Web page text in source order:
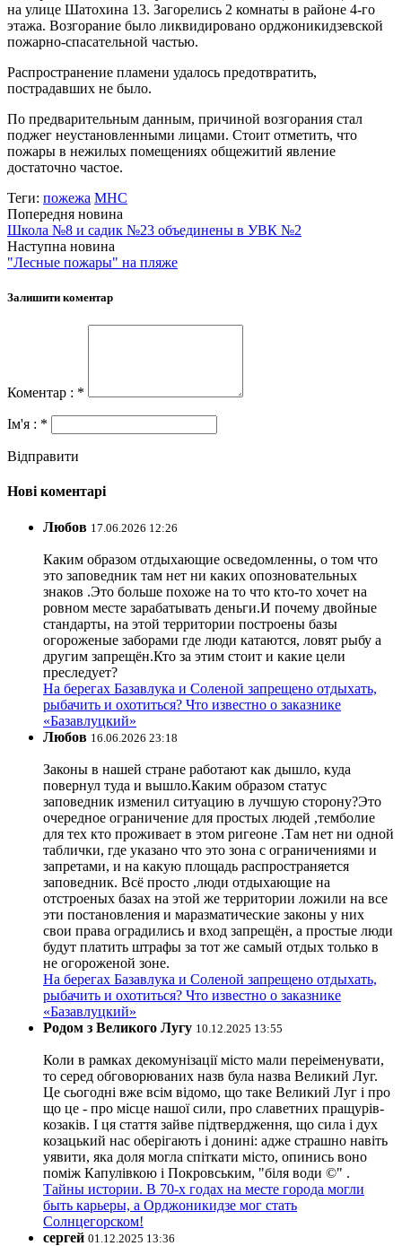
на улице Шатохина 13. Загорелись 2 комнаты в районе 4-го
этажа. Возгорание было ликвидировано орджоникидзевской
пожарно-спасательной частью.
Распространение пламени удалось предотвратить,
пострадавших не было.
По предварительным данным, причиной возгорания стал
поджег неустановленными лицами. Стоит отметить, что
пожары в нежилых помещениях общежитий явление
достаточно частое.
Теги: пожежа МНС
Попередня новина
Школа №8 и садик №23 объединены в УВК №2
Наступна новина
"Лесные пожары" на пляже
Залишити коментар
Коментар : *
Ім'я : *
Відправити
Нові коментарі
Любов 17.06.2026 12:26
Каким образом отдыхающие осведомленны, о том что
это заповедник там нет ни каких опозновательных
знаков .Это больше похоже на то что кто-то хочет на
ровном месте зарабатывать деньги.И почему двойные
стандарты, на этой территории построены базы
огороженые заборами где люди катаются, ловят рыбу а
другим запрещён.Кто за этим стоит и какие цели
преследует?
На берегах Базавлука и Соленой запрещено отдыхать,
рыбачить и охотиться? Что известно о заказнике
«Базавлуцкий»
Любов 16.06.2026 23:18
Законы в нашей стране работают как дышло, куда
повернул туда и вышло.Каким образом статус
заповедник изменил ситуацию в лучшую сторону?Это
очередное ограничение для простых людей ,темболие
для тех кто проживает в этом ригеоне .Там нет ни одной
таблички, где указано что это зона с ограничениями и
запретами, и на какую площадь распространяется
заповедник. Всё просто ,люди отдыхающие на
отстроеных базах на этой же территории ложили на все
эти постановления и маразматические законы у них
свои права оградились и вход запрещён, а простые люди
будут платить штрафы за тот же самый отдых только в
не огороженой зоне.
На берегах Базавлука и Соленой запрещено отдыхать,
рыбачить и охотиться? Что известно о заказнике
«Базавлуцкий»
Родом з Великого Лугу 10.12.2025 13:55
Коли в рамках декомунізації місто мали переіменувати,
то серед обговорюваних назв була назва Великий Луг.
Це сьогодні вже всім відомо, що таке Великий Луг і про
що це - про місце нашої сили, про славетних пращурів-
козаків. І ця стаття зайве підтвердження, що сила і дух
козацький нас оберігають і донині: адже страшно навіть
уявити, яка доля могла спіткати місто, опинись воно
поміж Капулівкою і Покровським, "біля води ©" .
Тайны истории. В 70-х годах на месте города могли
быть карьеры, а Орджоникидзе мог стать
Солнцегорском!
сергей 01.12.2025 13:36